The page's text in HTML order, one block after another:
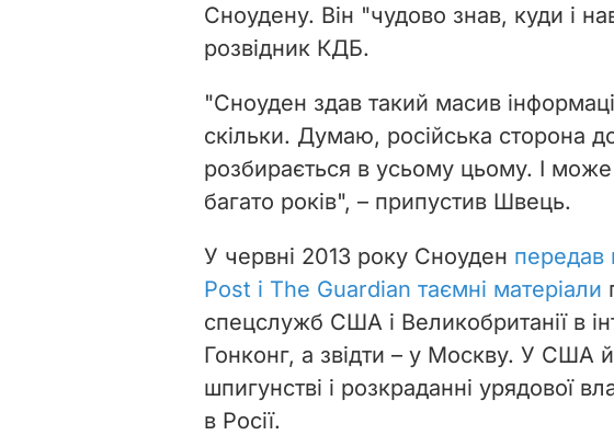
d
o
Сноудену. Він "чудово знав, куди і
розвідник КДБ.
"Сноуден здав такий масив
скільки. Думаю, російська сторона
розбирається в усьому цьому. І
багато років", – припустив Швець.
У червні 2013 року Сноуден передав
Post і The Guardian таємні матеріали
спецслужб США і Великобританії в
Гонконг, а звідти – у Москву. У США
шпигунстві і розкраданні урядової
в Росії.